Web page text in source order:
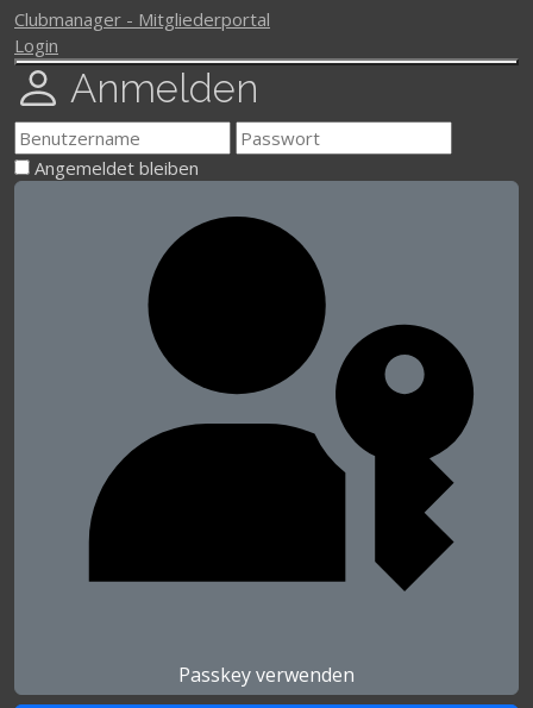
Clubmanager - Mitgliederportal
Login
Anmelden
Angemeldet bleiben
Passkey verwenden